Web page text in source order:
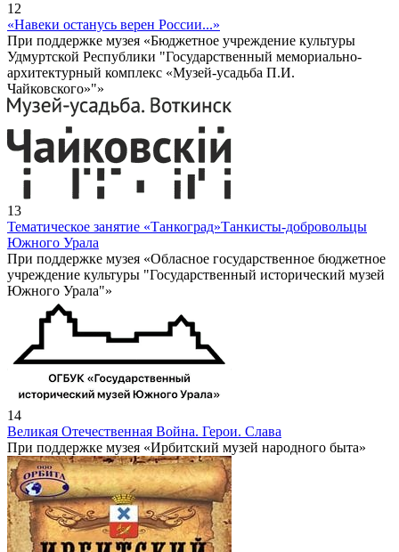
12
«Навеки останусь верен России...»
При поддержке музея «Бюджетное учреждение культуры
Удмуртской Республики "Государственный мемориально-
архитектурный комплекс «Музей-усадьба П.И.
Чайковского»"»
13
Тематическое занятие «Танкоград»Танкисты-добровольцы
Южного Урала
При поддержке музея «Обласное государственное бюджетное
учреждение культуры "Государственный исторический музей
Южного Урала"»
14
Великая Отечественная Война. Герои. Слава
При поддержке музея «Ирбитский музей народного быта»